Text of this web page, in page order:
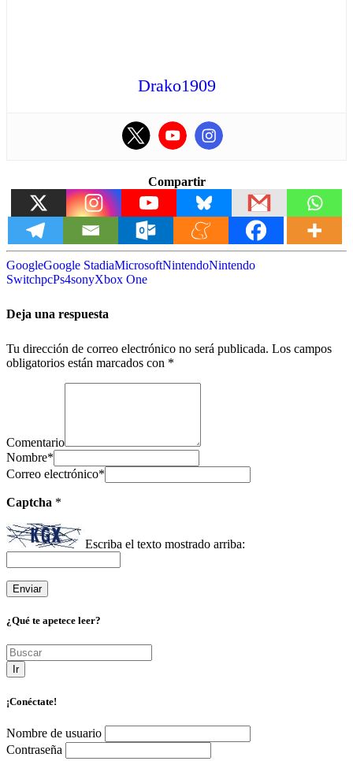
Drako1909
Compartir
GoogleGoogle StadiaMicrosoftNintendoNintendo
SwitchpcPs4sonyXbox One
Deja una respuesta
Tu dirección de correo electrónico no será publicada. Los campos
obligatorios están marcados con *
Comentario
Nombre*
Correo electrónico*
Captcha *
Escriba el texto mostrado arriba:
¿Qué te apetece leer?
Ir
¡Conéctate!
Nombre de usuario
Contraseña